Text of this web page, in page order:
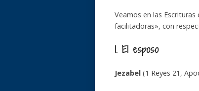
Veamos en las
facilitadoras», con
1. El esposo
Jezabel (1 Reyes 21,